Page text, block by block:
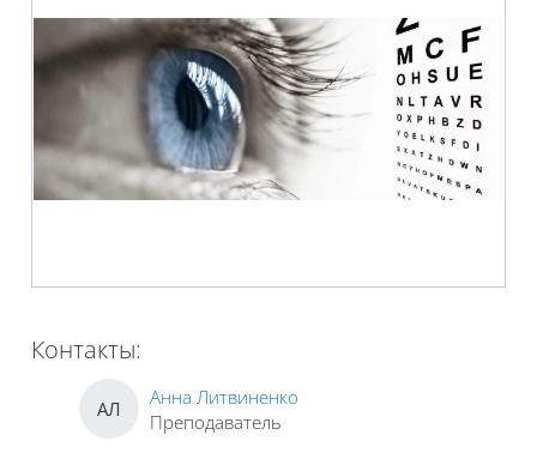
Контакты:
АЛ
Анна Литвиненко
Преподаватель